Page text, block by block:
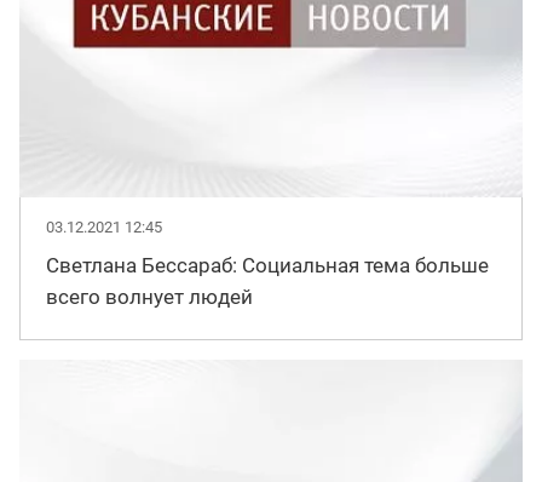
03.12.2021 12:45
Светлана Бессараб: Социальная тема больше
всего волнует людей